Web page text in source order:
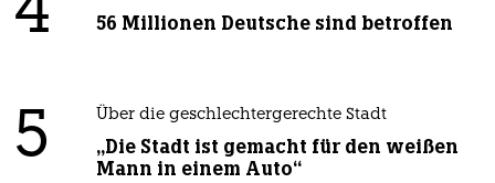
4 56 Millionen Deutsche sind betroffen
5 Über die geschlechtergerechte Stadt
„Die Stadt ist gemacht für den weißen
Mann in einem Auto“